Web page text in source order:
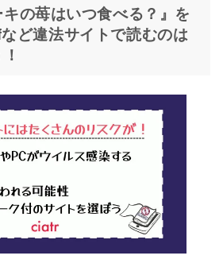
キの苺はいつ食べる？』を
ど違法サイトで読むのは